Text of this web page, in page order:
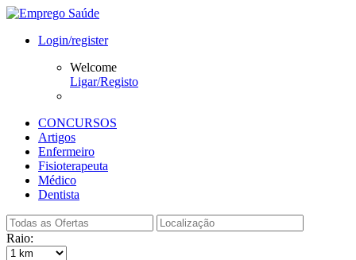
Login/register
Welcome
Ligar/Registo
CONCURSOS
Artigos
Enfermeiro
Fisioterapeuta
Médico
Dentista
Raio: